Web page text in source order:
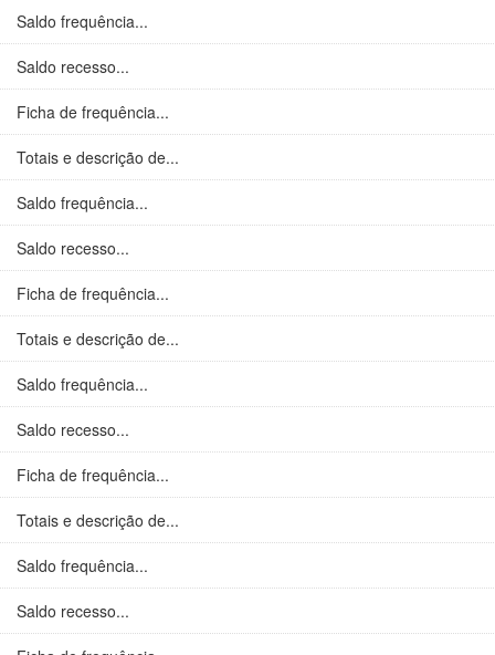
Saldo frequência...
Saldo recesso...
Ficha de frequência...
Totais e descrição de...
Saldo frequência...
Saldo recesso...
Ficha de frequência...
Totais e descrição de...
Saldo frequência...
Saldo recesso...
Ficha de frequência...
Totais e descrição de...
Saldo frequência...
Saldo recesso...